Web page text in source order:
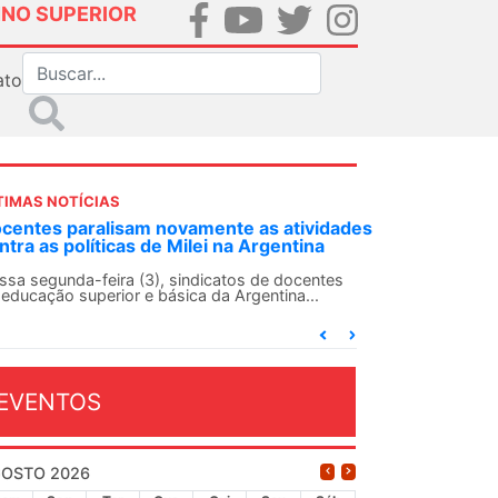
SUPERIOR
NOTÍCIAS
SN convoca docentes para Dia de
Internacionalista com Cuba em
de agosto
SN conclama suas seções sindicais e o